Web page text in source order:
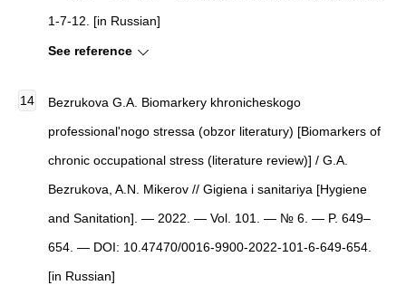
1-7-12. [in Russian]
See reference
Bezrukova G.A. Biomarkery khronicheskogo
professional'nogo stressa (obzor literatury) [Biomarkers of
chronic occupational stress (literature review)] / G.A.
Bezrukova, A.N. Mikerov // Gigiena i sanitariya [Hygiene
and Sanitation]. — 2022. — Vol. 101. — № 6. — P. 649–
654. — DOI: 10.47470/0016-9900-2022-101-6-649-654.
[in Russian]